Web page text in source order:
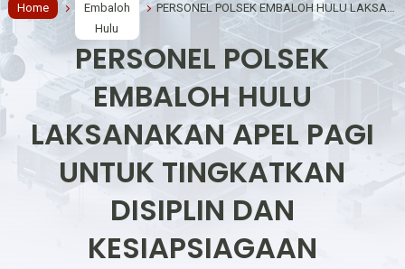
Home
Embaloh
Hulu
PERSONEL POLSEK EMBALOH HULU LAKSANAKAN APEL PAGI UNTUK TINGKATKAN DISIPLIN DAN KESIAPSIAGAAN
PERSONEL POLSEK
EMBALOH HULU
LAKSANAKAN APEL PAGI
UNTUK TINGKATKAN
DISIPLIN DAN
KESIAPSIAGAAN